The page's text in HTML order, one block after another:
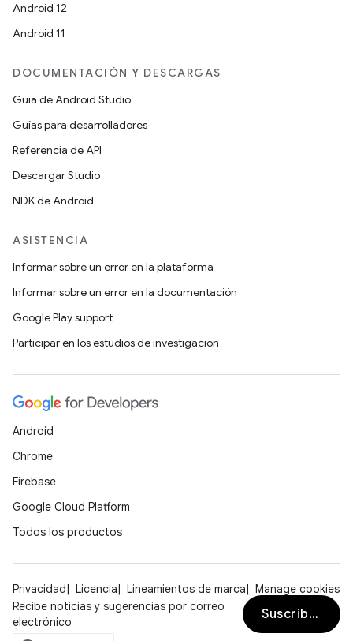
Android 12
Android 11
DOCUMENTACIÓN Y DESCARGAS
Guía de Android Studio
Guías para desarrolladores
Referencia de API
Descargar Studio
NDK de Android
ASISTENCIA
Informar sobre un error en la plataforma
Informar sobre un error en la documentación
Google Play support
Participar en los estudios de investigación
Android
Chrome
Firebase
Google Cloud Platform
Todos los productos
Privacidad Licencia Lineamientos de marca
Manage cookies
Recibe noticias y sugerencias por correo
electrónico
Suscribirse